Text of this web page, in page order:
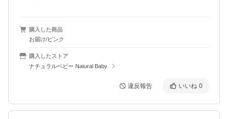
購入した商品
お届け/ピンク
購入したストア
ナチュラルベビー Natural Baby
違反報告 いいね 0